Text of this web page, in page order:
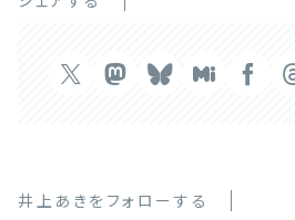
井上あきをフォローする